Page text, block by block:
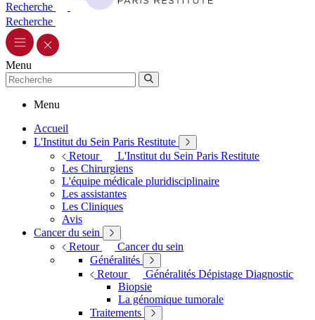
Recherche
Recherche
Menu
Menu
Accueil
L'Institut du Sein Paris Restitute
Retour
L'Institut du Sein Paris Restitute
Les Chirurgiens
L'équipe médicale pluridisciplinaire
Les assistantes
Les Cliniques
Avis
Cancer du sein
Retour
Cancer du sein
Généralités
Retour
Généralités Dépistage Diagnostic
Biopsie
La génomique tumorale
Traitements